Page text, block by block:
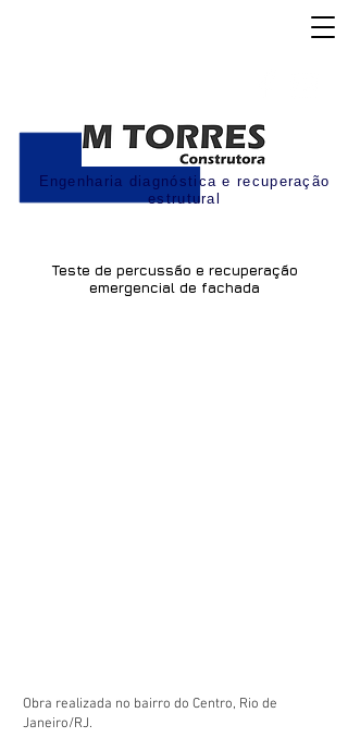
Engenharia diagnóstica e recuperação
estrutural
Teste de percussão e recuperação
emergencial de fachada
Obra realizada no bairro do Centro, Rio de
Janeiro/RJ.